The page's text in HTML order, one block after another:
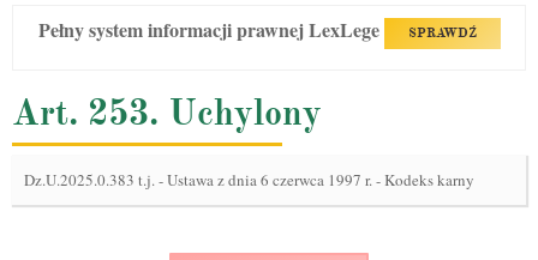
Pełny system informacji prawnej LexLege SPRAWDŹ
Art. 253. Uchylony
Dz.U.2025.0.383 t.j.-Ustawa z dnia 6 czerwca 1997 r. - Kodeks karny